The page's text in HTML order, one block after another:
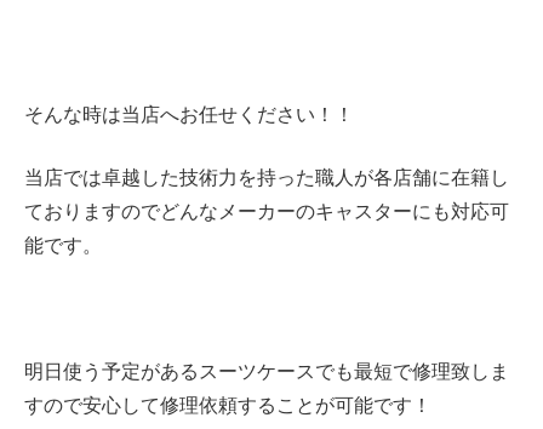
そんな時は当店へお任せください！！
当店では卓越した技術力を持った職人が各店舗に在籍し
ておりますのでどんなメーカーのキャスターにも対応可
能です。
明日使う予定があるスーツケースでも最短で修理致しま
すので安心して修理依頼することが可能です！